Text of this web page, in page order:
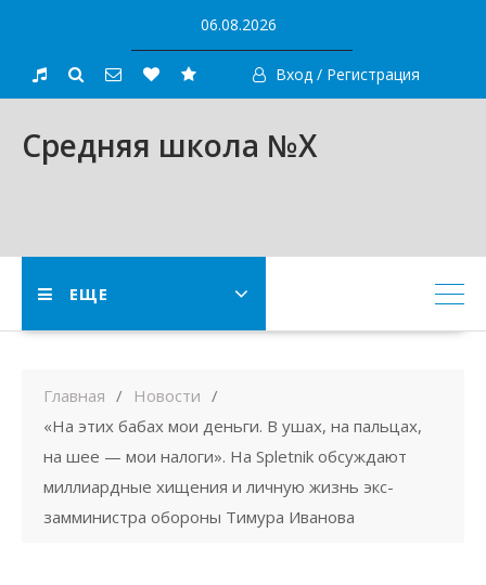
content
06.08.2026
Вход / Регистрация
Средняя школа №X
ЕЩЕ
Главная
Новости
«На этих бабах мои деньги. В ушах, на пальцах,
на шее — мои налоги». На Spletnik обсуждают
миллиардные хищения и личную жизнь экс-
замминистра обороны Тимура Иванова